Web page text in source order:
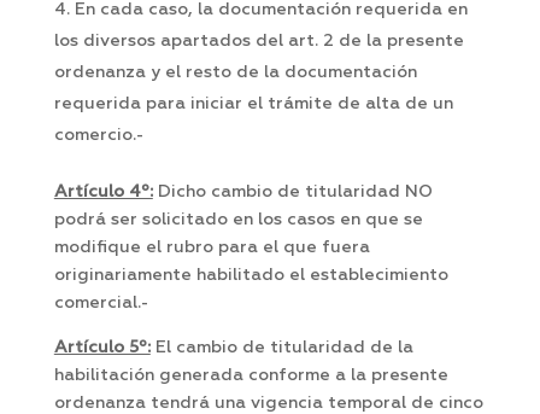
En cada caso, la documentación requerida en
los diversos apartados del art. 2 de la presente
ordenanza y el resto de la documentación
requerida para iniciar el trámite de alta de un
comercio.-
Artículo 4º:Dicho cambio de titularidad NO
podrá ser solicitado en los casos en que se
modifique el rubro para el que fuera
originariamente habilitado el establecimiento
comercial.-
Artículo 5º:El cambio de titularidad de la
habilitación generada conforme a la presente
ordenanza tendrá una vigencia temporal de cinco